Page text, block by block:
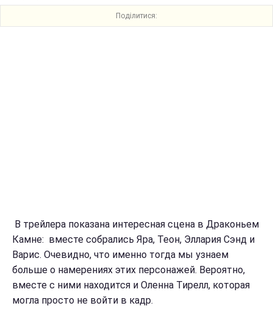
Поділитися:
В трейлера показана интересная сцена в Драконьем
Камне: вместе собрались Яра, Теон, Эллария Сэнд и
Варис. Очевидно, что именно тогда мы узнаем
больше о намерениях этих персонажей. Вероятно,
вместе с ними находится и Оленна Тирелл, которая
могла просто не войти в кадр.